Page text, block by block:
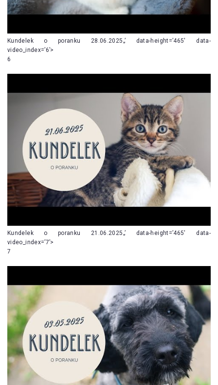
Kundelek o poranku 28.06.2025„’ data-height=’465′ data-
video_index=’6’>
6
Kundelek o poranku 21.06.2025„’ data-height=’465′ data-
video_index=’7’>
7